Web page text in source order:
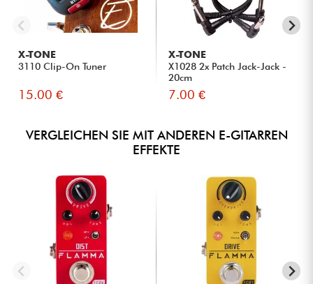
X-TONE
3110 Clip-On Tuner
15.00 €
X-TONE
X1028 2x Patch Jack-Jack -
20cm
7.00 €
VERGLEICHEN SIE MIT ANDEREN E-GITARREN
EFFEKTE